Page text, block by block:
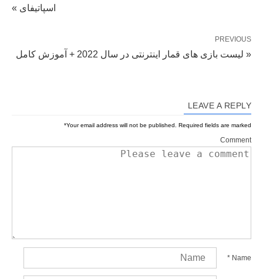
اسپاتیفای »
PREVIOUS
« لیست بازی های قمار اینترنتی در سال 2022 + آموزش کامل
LEAVE A REPLY
Your email address will not be published. Required fields are marked
*
Comment
Name
*